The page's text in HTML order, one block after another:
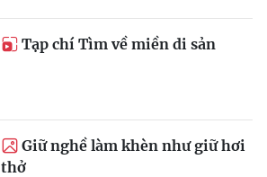
Tạp chí Tìm về miền di sản
Giữ nghề làm khèn như giữ hơi
thở